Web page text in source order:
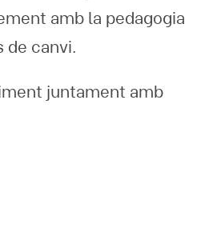
amb la pedagogia
de canvi.
juntament amb